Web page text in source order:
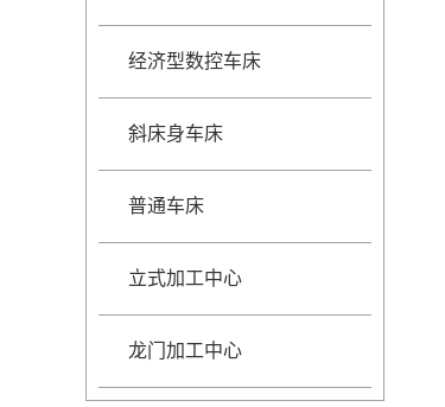
经济型数控车床
斜床身车床
普通车床
立式加工中心
龙门加工中心